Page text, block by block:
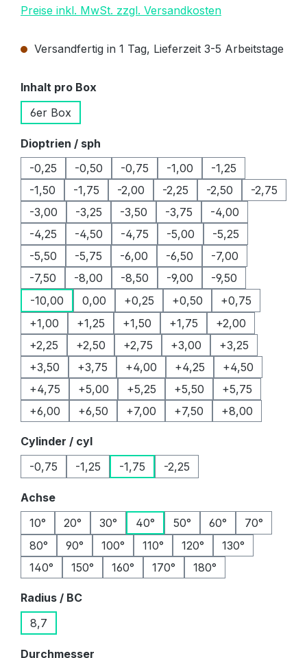
Preise inkl. MwSt. zzgl. Versandkosten
Versandfertig in 1 Tag, Lieferzeit 3-5 Arbeitstage
Inhalt pro Box
6er Box
Dioptrien / sph
-0,25
-0,50 -0,75 -1,00
-1,25
-1,50
-1,75 -2,00 -2,25 -2,50
-2,75
-3,00
-3,25 -3,50 -3,75
-4,00
-4,25
-4,50 -4,75 -5,00
-5,25
-5,50
-5,75 -6,00 -6,50
-7,00
-7,50
-8,00 -8,50 -9,00
-9,50
-10,00
0,00 +0,25 +0,50
+0,75
+1,00
+1,25 +1,50 +1,75
+2,00
+2,25
+2,50 +2,75 +3,00
+3,25
+3,50
+3,75 +4,00 +4,25
+4,50
+4,75
+5,00 +5,25 +5,50
+5,75
+6,00
+6,50 +7,00 +7,50 +8,00
Cylinder / cylauswählen
-0,75
-1,25 -1,75 -2,25
Achseauswählen
10°
20° 30° 40° 50° 60°
70°
80°
90° 100° 110° 120°
130°
140°
150° 160° 170° 180°
Radius / BCauswählen
8,7
Durchmesser